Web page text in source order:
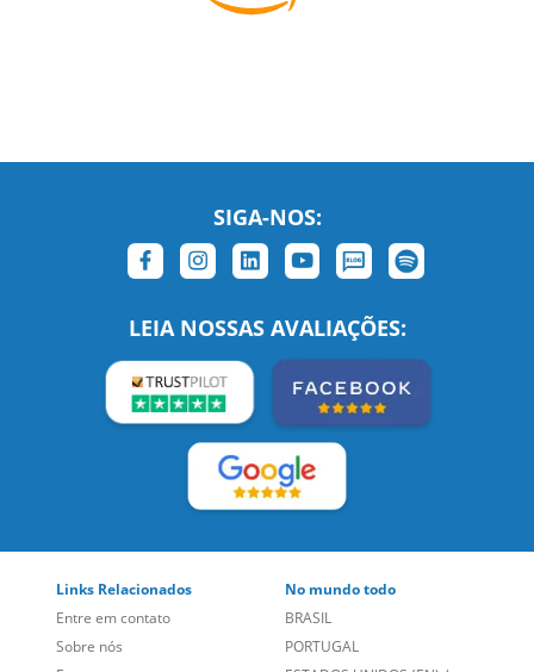
SIGA-NOS:
LEIA NOSSAS AVALIAÇÕES:
Links Relacionados
Entre em contato
Sobre nós
No mundo todo
BRASIL
PORTUGAL